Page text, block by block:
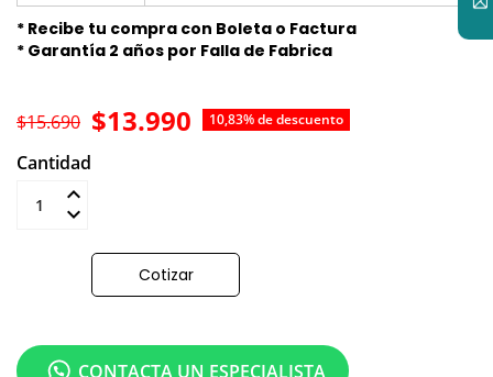
* Recibe tu compra con Boleta o Factura
* Garantía 2 años por Falla de Fabrica
$13.990 10,83% de descuento
$15.690
Cantidad
Cotizar
CONTACTA UN ESPECIALISTA